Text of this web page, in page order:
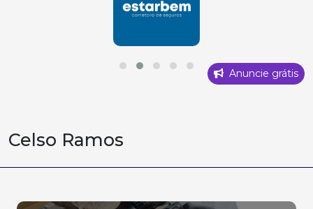
Anuncie grátis
Celso Ramos